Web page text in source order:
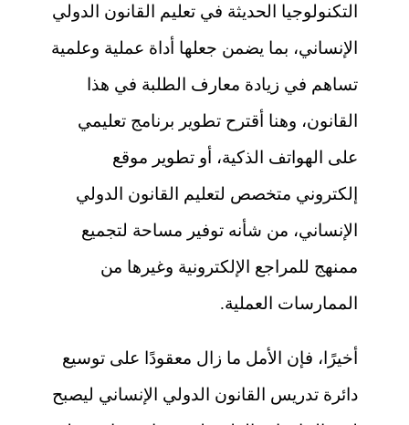
التكنولوجيا الحديثة في تعليم القانون الدولي
الإنساني، بما يضمن جعلها أداة عملية وعلمية
تساهم في زيادة معارف الطلبة في هذا
القانون، وهنا أقترح تطوير برنامج تعليمي
على الهواتف الذكية، أو تطوير موقع
إلكتروني متخصص لتعليم القانون الدولي
الإنساني، من شأنه توفير مساحة لتجميع
ممنهج للمراجع الإلكترونية وغيرها من
الممارسات العملية.
أخيرًا، فإن الأمل ما زال معقودًا على توسيع
دائرة تدريس القانون الدولي الإنساني ليصبح